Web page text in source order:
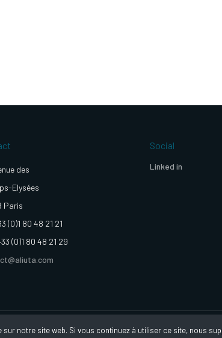
des
Elysées
Paris
(0)1 80 48 21 21
(0)1 80 48 21 29
Social
Linked in
©Aliuta 2020 - conception réalisation
notre site web. Si vous continuez à utiliser ce site, nous